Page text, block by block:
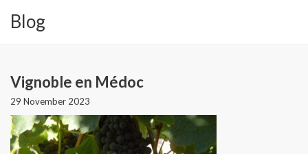
Blog
Vignoble en Médoc
29 November 2023